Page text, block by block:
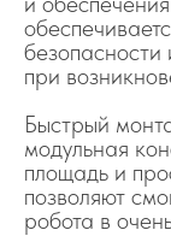
безопасности
при
Быстрый
модульная
площадь и
позволяют
робота в